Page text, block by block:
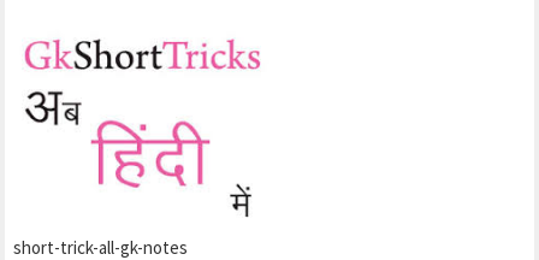
short-trick-all-gk-notes